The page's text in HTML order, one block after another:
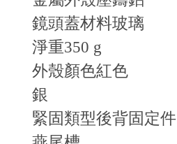
鏡頭蓋材料玻璃
淨重350 g
外殼顏色紅色
銀
緊固類型後背固定件